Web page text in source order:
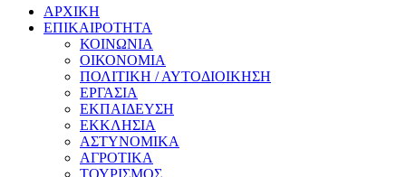
ΑΡΧΙΚΗ
ΕΠΙΚΑΙΡΟΤΗΤΑ
ΚΟΙΝΩΝΙΑ
ΟΙΚΟΝΟΜΙΑ
ΠΟΛΙΤΙΚΗ / ΑΥΤΟΔΙΟΙΚΗΣΗ
ΕΡΓΑΣΙΑ
ΕΚΠΑΙΔΕΥΣΗ
ΕΚΚΛΗΣΙΑ
ΑΣΤΥΝΟΜΙΚΑ
ΑΓΡΟΤΙΚΑ
ΤΟΥΡΙΣΜΟΣ